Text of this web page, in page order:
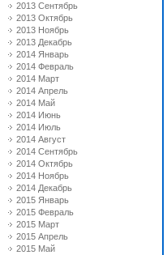
2013 Сентябрь
2013 Октябрь
2013 Ноябрь
2013 Декабрь
2014 Январь
2014 Февраль
2014 Март
2014 Апрель
2014 Май
2014 Июнь
2014 Июль
2014 Август
2014 Сентябрь
2014 Октябрь
2014 Ноябрь
2014 Декабрь
2015 Январь
2015 Февраль
2015 Март
2015 Апрель
2015 Май